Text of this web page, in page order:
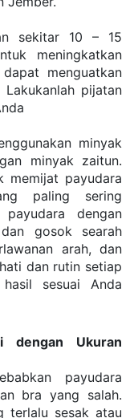
sekitar 10 – 15
meningkatkan
menguatkan
pijatan
minyak
minyak zaitun.
memijat payudara
paling sering
dengan
gosok searah
arah, dan
dan rutin setiap
sesuai Anda
dengan Ukuran
payudara
bra yang salah.
terlalu sesak atau